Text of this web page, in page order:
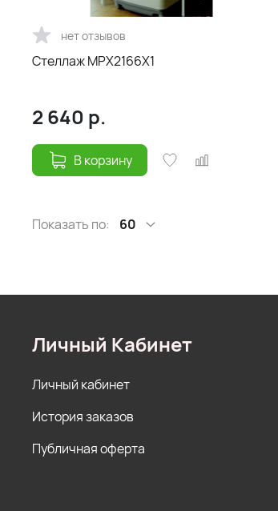
нет отзывов
Стеллаж MPX2166X1
2 640 р.
В корзину
Показать по: 60
Личный Кабинет
Личный кабинет
История заказов
Публичная оферта